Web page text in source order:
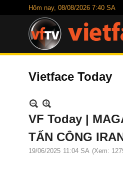
Hôm nay, 08/08/2026 7:40 SA
Vietface Today
VF Today |
TẤN CÔNG
19/06/2025 11:04 SA (Xem: